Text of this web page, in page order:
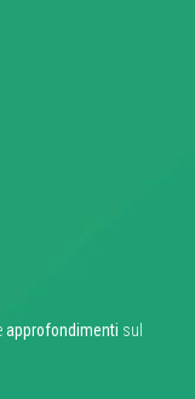
approfondimenti sul